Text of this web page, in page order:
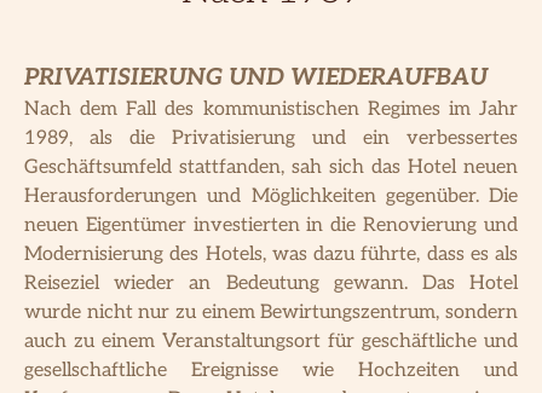
PRIVATISIERUNG UND WIEDERAUFBAU
Nach dem Fall des kommunistischen Regimes im Jahr
1989, als die Privatisierung und ein verbessertes
Geschäftsumfeld stattfanden, sah sich das Hotel neuen
Herausforderungen und Möglichkeiten gegenüber. Die
neuen Eigentümer investierten in die Renovierung und
Modernisierung des Hotels, was dazu führte, dass es als
Reiseziel wieder an Bedeutung gewann. Das Hotel
wurde nicht nur zu einem Bewirtungszentrum, sondern
auch zu einem Veranstaltungsort für geschäftliche und
gesellschaftliche Ereignisse wie Hochzeiten und